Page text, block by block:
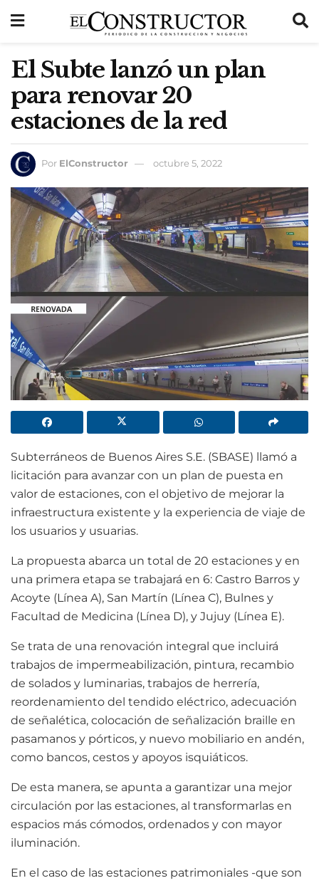
El Subte lanzó un plan
para renovar 20
estaciones de la red
Por ElConstructor octubre 5, 2022
Subterráneos de Buenos Aires S.E. (SBASE) llamó a
licitación para avanzar con un plan de puesta en
valor de estaciones, con el objetivo de mejorar la
infraestructura existente y la experiencia de viaje de
los usuarios y usuarias.
La propuesta abarca un total de 20 estaciones y en
una primera etapa se trabajará en 6: Castro Barros y
Acoyte (Línea A), San Martín (Línea C), Bulnes y
Facultad de Medicina (Línea D), y Jujuy (Línea E).
Se trata de una renovación integral que incluirá
trabajos de impermeabilización, pintura, recambio
de solados y luminarias, trabajos de herrería,
reordenamiento del tendido eléctrico, adecuación
de señalética, colocación de señalización braille en
pasamanos y pórticos, y nuevo mobiliario en andén,
como bancos, cestos y apoyos isquiáticos.
De esta manera, se apunta a garantizar una mejor
circulación por las estaciones, al transformarlas en
espacios más cómodos, ordenados y con mayor
iluminación.
En el caso de las estaciones patrimoniales -que son